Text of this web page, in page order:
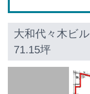
大和代々木ビル
71.15坪